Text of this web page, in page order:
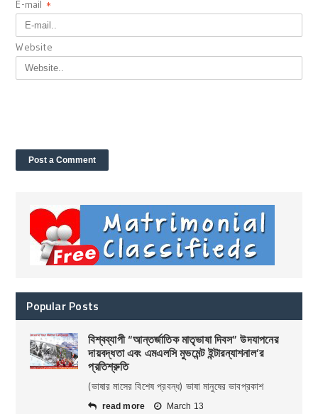
E-mail *
Website
Popular Posts
বিশ্বব্যাপী “আন্তর্জাতিক মাতৃভাষা দিবস” উদযাপনের
দায়বদ্ধতা এবং এমএলসি মুভমেন্ট ইন্টারন্যাশনাল’র
প্রতিশ্রুতি
(ভাষার মাসের বিশেষ প্রবন্ধ) ভাষা মানুষের ভাবপ্রকাশ
read more March 13